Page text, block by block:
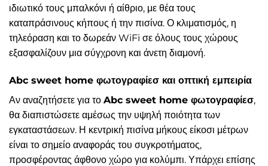
ιδιωτικό τους μπαλκόνι ή αίθριο, με θέα τους
καταπράσινους κήπους ή την πισίνα. Ο κλιματισμός, η
τηλεόραση και το δωρεάν WiFi σε όλους τους χώρους
εξασφαλίζουν μια σύγχρονη και άνετη διαμονή.
Abc sweet home φωτογραφίεσ και οπτική εμπειρία
Αν αναζητήσετε για το Abc sweet home φωτογραφίεσ,
θα διαπιστώσετε αμέσως την υψηλή ποιότητα των
εγκαταστάσεων. Η κεντρική πισίνα μήκους είκοσι μέτρων
είναι το σημείο αναφοράς του συγκροτήματος,
προσφέροντας άφθονο χώρο για κολύμπι. Υπάρχει επίσης